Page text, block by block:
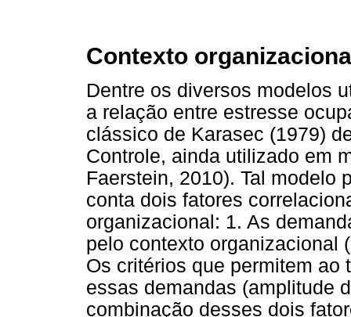
Contexto
Dentre os diversos modelos
a relação entre estresse
clássico de Karasec (1979)
Controle, ainda utilizado em
Faerstein, 2010). Tal modelo
conta dois fatores
organizacional: 1. As
pelo contexto organizacional
Os critérios que permitem ao
essas demandas (amplitude
combinação desses dois